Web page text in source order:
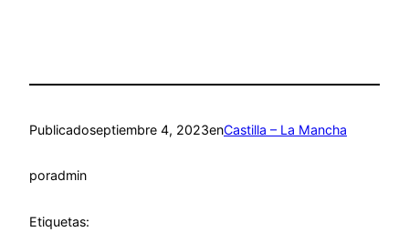
Publicadoseptiembre 4, 2023enCastilla – La Mancha
poradmin
Etiquetas: